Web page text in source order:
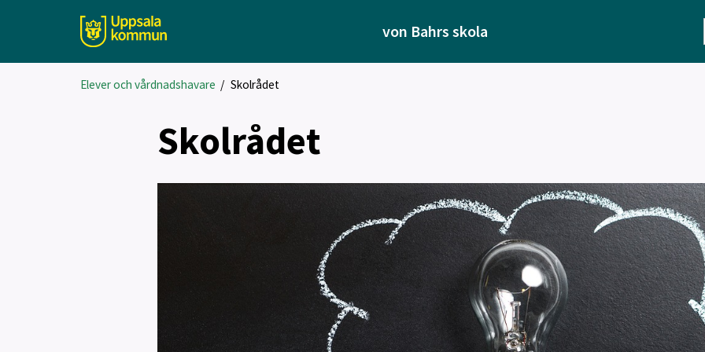
von Bahrs skola
Elever och vårdnadshavare / Skolrådet
Skolrådet